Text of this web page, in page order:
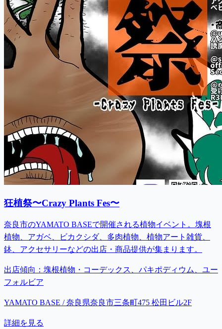
狂植祭〜Crazy Plants Fes〜
奈良市のYAMATO BASEで開催される植物イベント。塊根
植物、アガベ、ビカクシダ、多肉植物、植物アート雑貨、
鉢、アクセサリーなどの出店・商品提供が集まります。
出店傾向： 塊根植物・コーデックス、パキポディウム、ユー
フォルビア
YAMATO BASE / 奈良県奈良市三条町475 松田ビル2F
詳細を見る